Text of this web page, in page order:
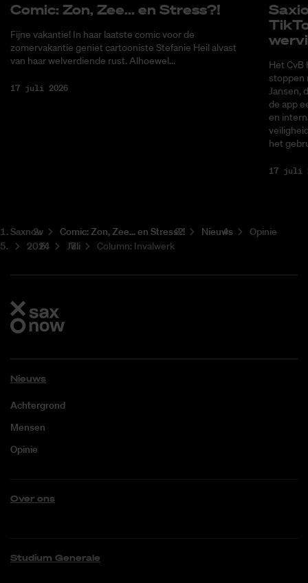
Co­mic: Zon, Zee... en Stress?!
Fijne vakantie! In haar laatste comic voor de
zomervakantie geniet cartooniste Stefanie Heil alvast
van haar welverdiende rust. Alhoewel...
17 juli 2026
Het CvB
stoppen
Jansen,
de app
en
het
17 juli
Saxnow Co­mic: Zon, Zee... en Stress?! Nieuws
Opinie
2024
Juli Column: Invalwerk
Nieuws
Achtergrond
Mensen
Opinie
Over ons
Studium Generale